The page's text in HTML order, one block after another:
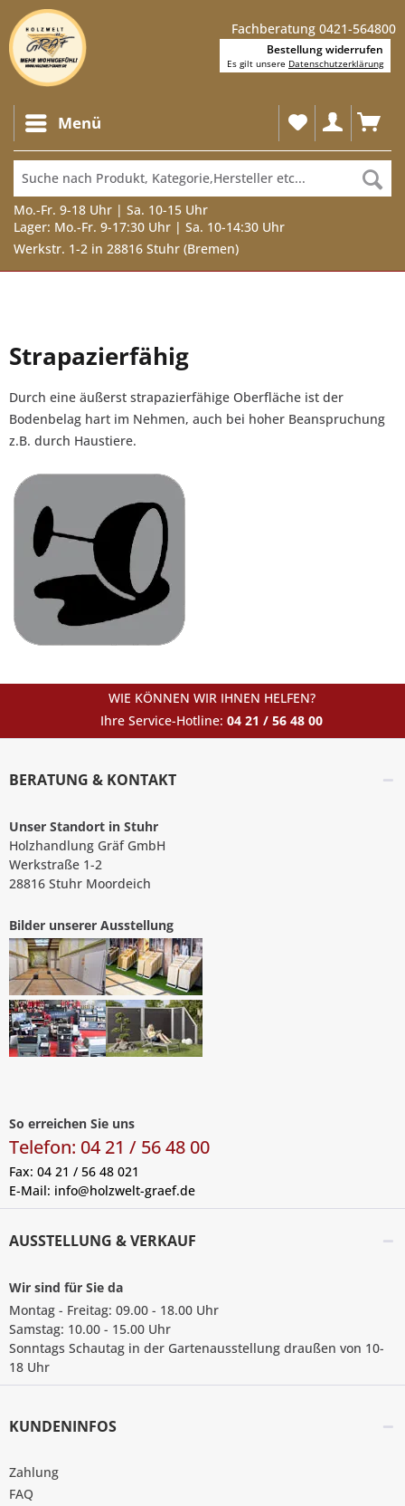
Fachberatung 0421-564800
Menü
Mo.-Fr. 9-18 Uhr | Sa. 10-15 Uhr
Lager: Mo.-Fr. 9-17:30 Uhr | Sa. 10-14:30 Uhr
Werkstr. 1-2 in 28816 Stuhr (Bremen)
Strapazierfähig
Durch eine äußerst strapazierfähige Oberfläche ist der
Bodenbelag hart im Nehmen, auch bei hoher Beanspruchung
z.B. durch Haustiere.
WIE KÖNNEN WIR IHNEN HELFEN?
Ihre Service-Hotline: 04 21 / 56 48 00
BERATUNG & KONTAKT
Unser Standort in Stuhr
Holzhandlung Gräf GmbH
Werkstraße 1-2
28816 Stuhr Moordeich
Bilder unserer Ausstellung
So erreichen Sie uns
Telefon: 04 21 / 56 48 00
Fax: 04 21 / 56 48 021
E-Mail: info@holzwelt-graef.de
AUSSTELLUNG & VERKAUF
Wir sind für Sie da
Montag - Freitag: 09.00 - 18.00 Uhr
Samstag: 10.00 - 15.00 Uhr
Sonntags Schautag in der Gartenausstellung draußen von 10-
18 Uhr
KUNDENINFOS
Zahlung
FAQ
Bestellung widerrufen
Es gilt unsere Datenschutzerklärung